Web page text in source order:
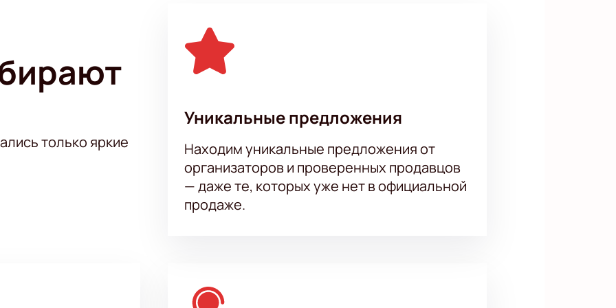
только яркие
Уникальные предложения
Находим уникальные предложения от
организаторов и проверенных продавцов
— даже те, которых уже нет в официальной
продаже.